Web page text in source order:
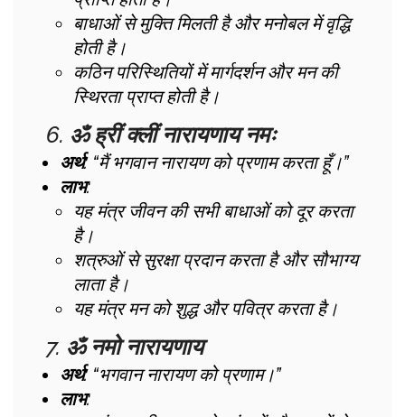
बाधाओं से मुक्ति मिलती है और मनोबल में वृद्धि
होती है।
कठिन परिस्थितियों में मार्गदर्शन और मन की
स्थिरता प्राप्त होती है।
6. ॐ ह्रीं क्लीं नारायणाय नमः
अर्थ: “मैं भगवान नारायण को प्रणाम करता हूँ।”
लाभ:
यह मंत्र जीवन की सभी बाधाओं को दूर करता
है।
शत्रुओं से सुरक्षा प्रदान करता है और सौभाग्य
लाता है।
यह मंत्र मन को शुद्ध और पवित्र करता है।
7. ॐ नमो नारायणाय
अर्थ: “भगवान नारायण को प्रणाम।”
लाभ: